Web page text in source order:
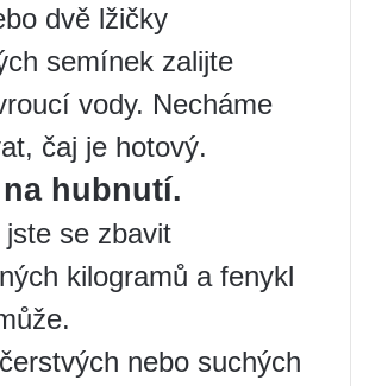
dvě lžičky
semínek zalijte
vody. Necháme
čaj je hotový.
hubnutí.
jste se zbavit
kilogramů a fenykl
nebo suchých